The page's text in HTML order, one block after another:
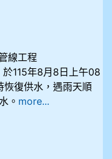
線工程
115年8月8日上午08
恢復供水，遇雨天順
。 more...